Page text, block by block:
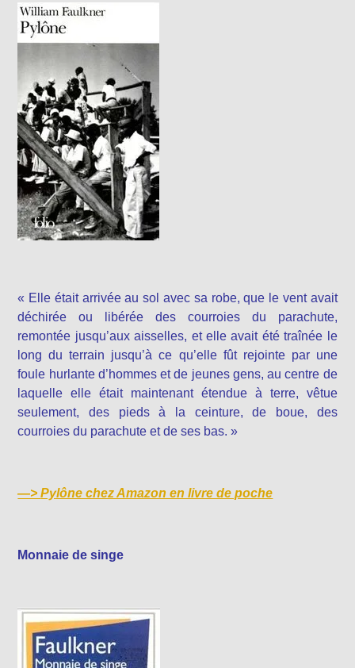
« Elle était arrivée au sol avec sa robe, que le vent avait
déchirée ou libérée des courroies du parachute,
remontée jusqu’aux aisselles, et elle avait été traînée le
long du terrain jusqu’à ce qu’elle fût rejointe par une
foule hurlante d’hommes et de jeunes gens, au centre de
laquelle elle était maintenant étendue à terre, vêtue
seulement, des pieds à la ceinture, de boue, des
courroies du parachute et de ses bas. »
—>Pylône chez Amazon en livre de poche
Monnaie de singe